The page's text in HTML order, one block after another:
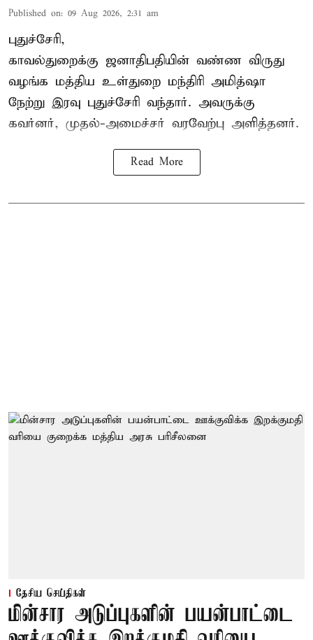
Published on: 09 Aug 2026, 2:31 am
புதுச்சேரி,
காவல்துறைக்கு ஜனாதிபதியின் வண்ண விருது
வழங்க மத்திய உள்துறை மந்திரி அமித்ஷா
நேற்று இரவு புதுச்சேரி வந்தார். அவருக்கு
கவர்னர், முதல்-அமைச்சர் வரவேற்பு அளித்தனர்.
Read More
தேசிய செய்திகள்
மின்சார அடுப்புகளின் பயன்பாட்டை